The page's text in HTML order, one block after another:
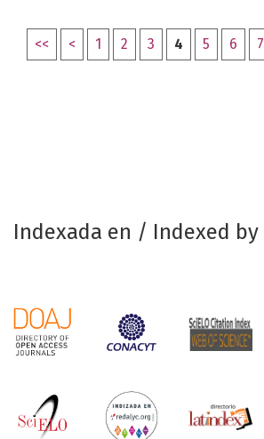
<< < 1 2 3 4 5 6 7
Indexada en / Indexed by